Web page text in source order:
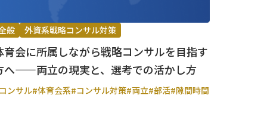
般 外資系戦略コンサル対策
育会に所属しながら戦略コンサルを目指す
へ——両立の現実と、選考での活かし方
ンサル#体育会系#コンサル対策#両立#部活#隙間時間